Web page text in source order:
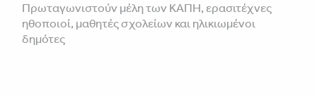
Πρωταγωνιστούν μέλη των ΚΑΠΗ, ερασιτέχνες
ηθοποιοί, μαθητές σχολείων και ηλικιωμένοι
δημότες